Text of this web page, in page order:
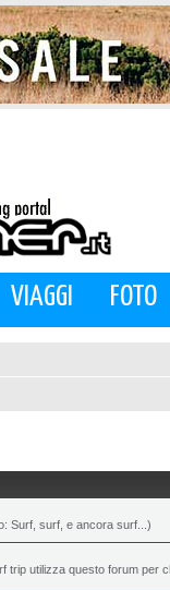
VIAGGI FOTO
Surf, surf, e ancora surf...)
trip utilizza questo forum per